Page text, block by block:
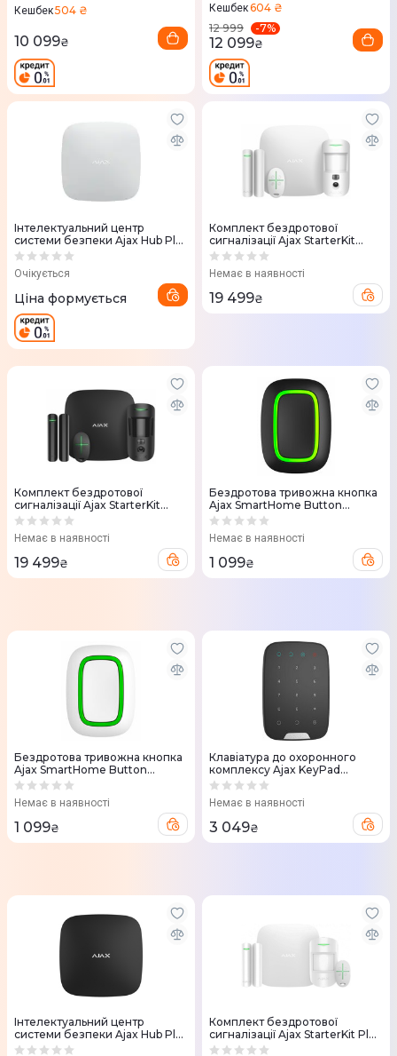
Кешбек504 ₴
10 099₴
Кешбек604 ₴
12 999
-7%
12 099₴
Інтелектуальний центр
системи безпеки Ajax Hub Plus
White
Очікується
Ціна формується
Комплект бездротової
сигналізації Ajax StarterKit
Cam Plus (White)
Немає в наявності
19 499₴
Комплект бездротової
сигналізації Ajax StarterKit
Cam Plus (Black)
Немає в наявності
19 499₴
Бездротова тривожна кнопка
Ajax SmartHome Button
000014728 (Black)
Немає в наявності
1 099₴
Бездротова тривожна кнопка
Ajax SmartHome Button
000014729 (White)
Немає в наявності
1 099₴
Клавіатура до охоронного
комплексу Ajax KeyPad
000005653 (Black)
Немає в наявності
3 049₴
Інтелектуальний центр
системи безпеки Ajax Hub Plus
(Black)
Комплект бездротової
сигналізації Ajax StarterKit Plus
(White) 000003811